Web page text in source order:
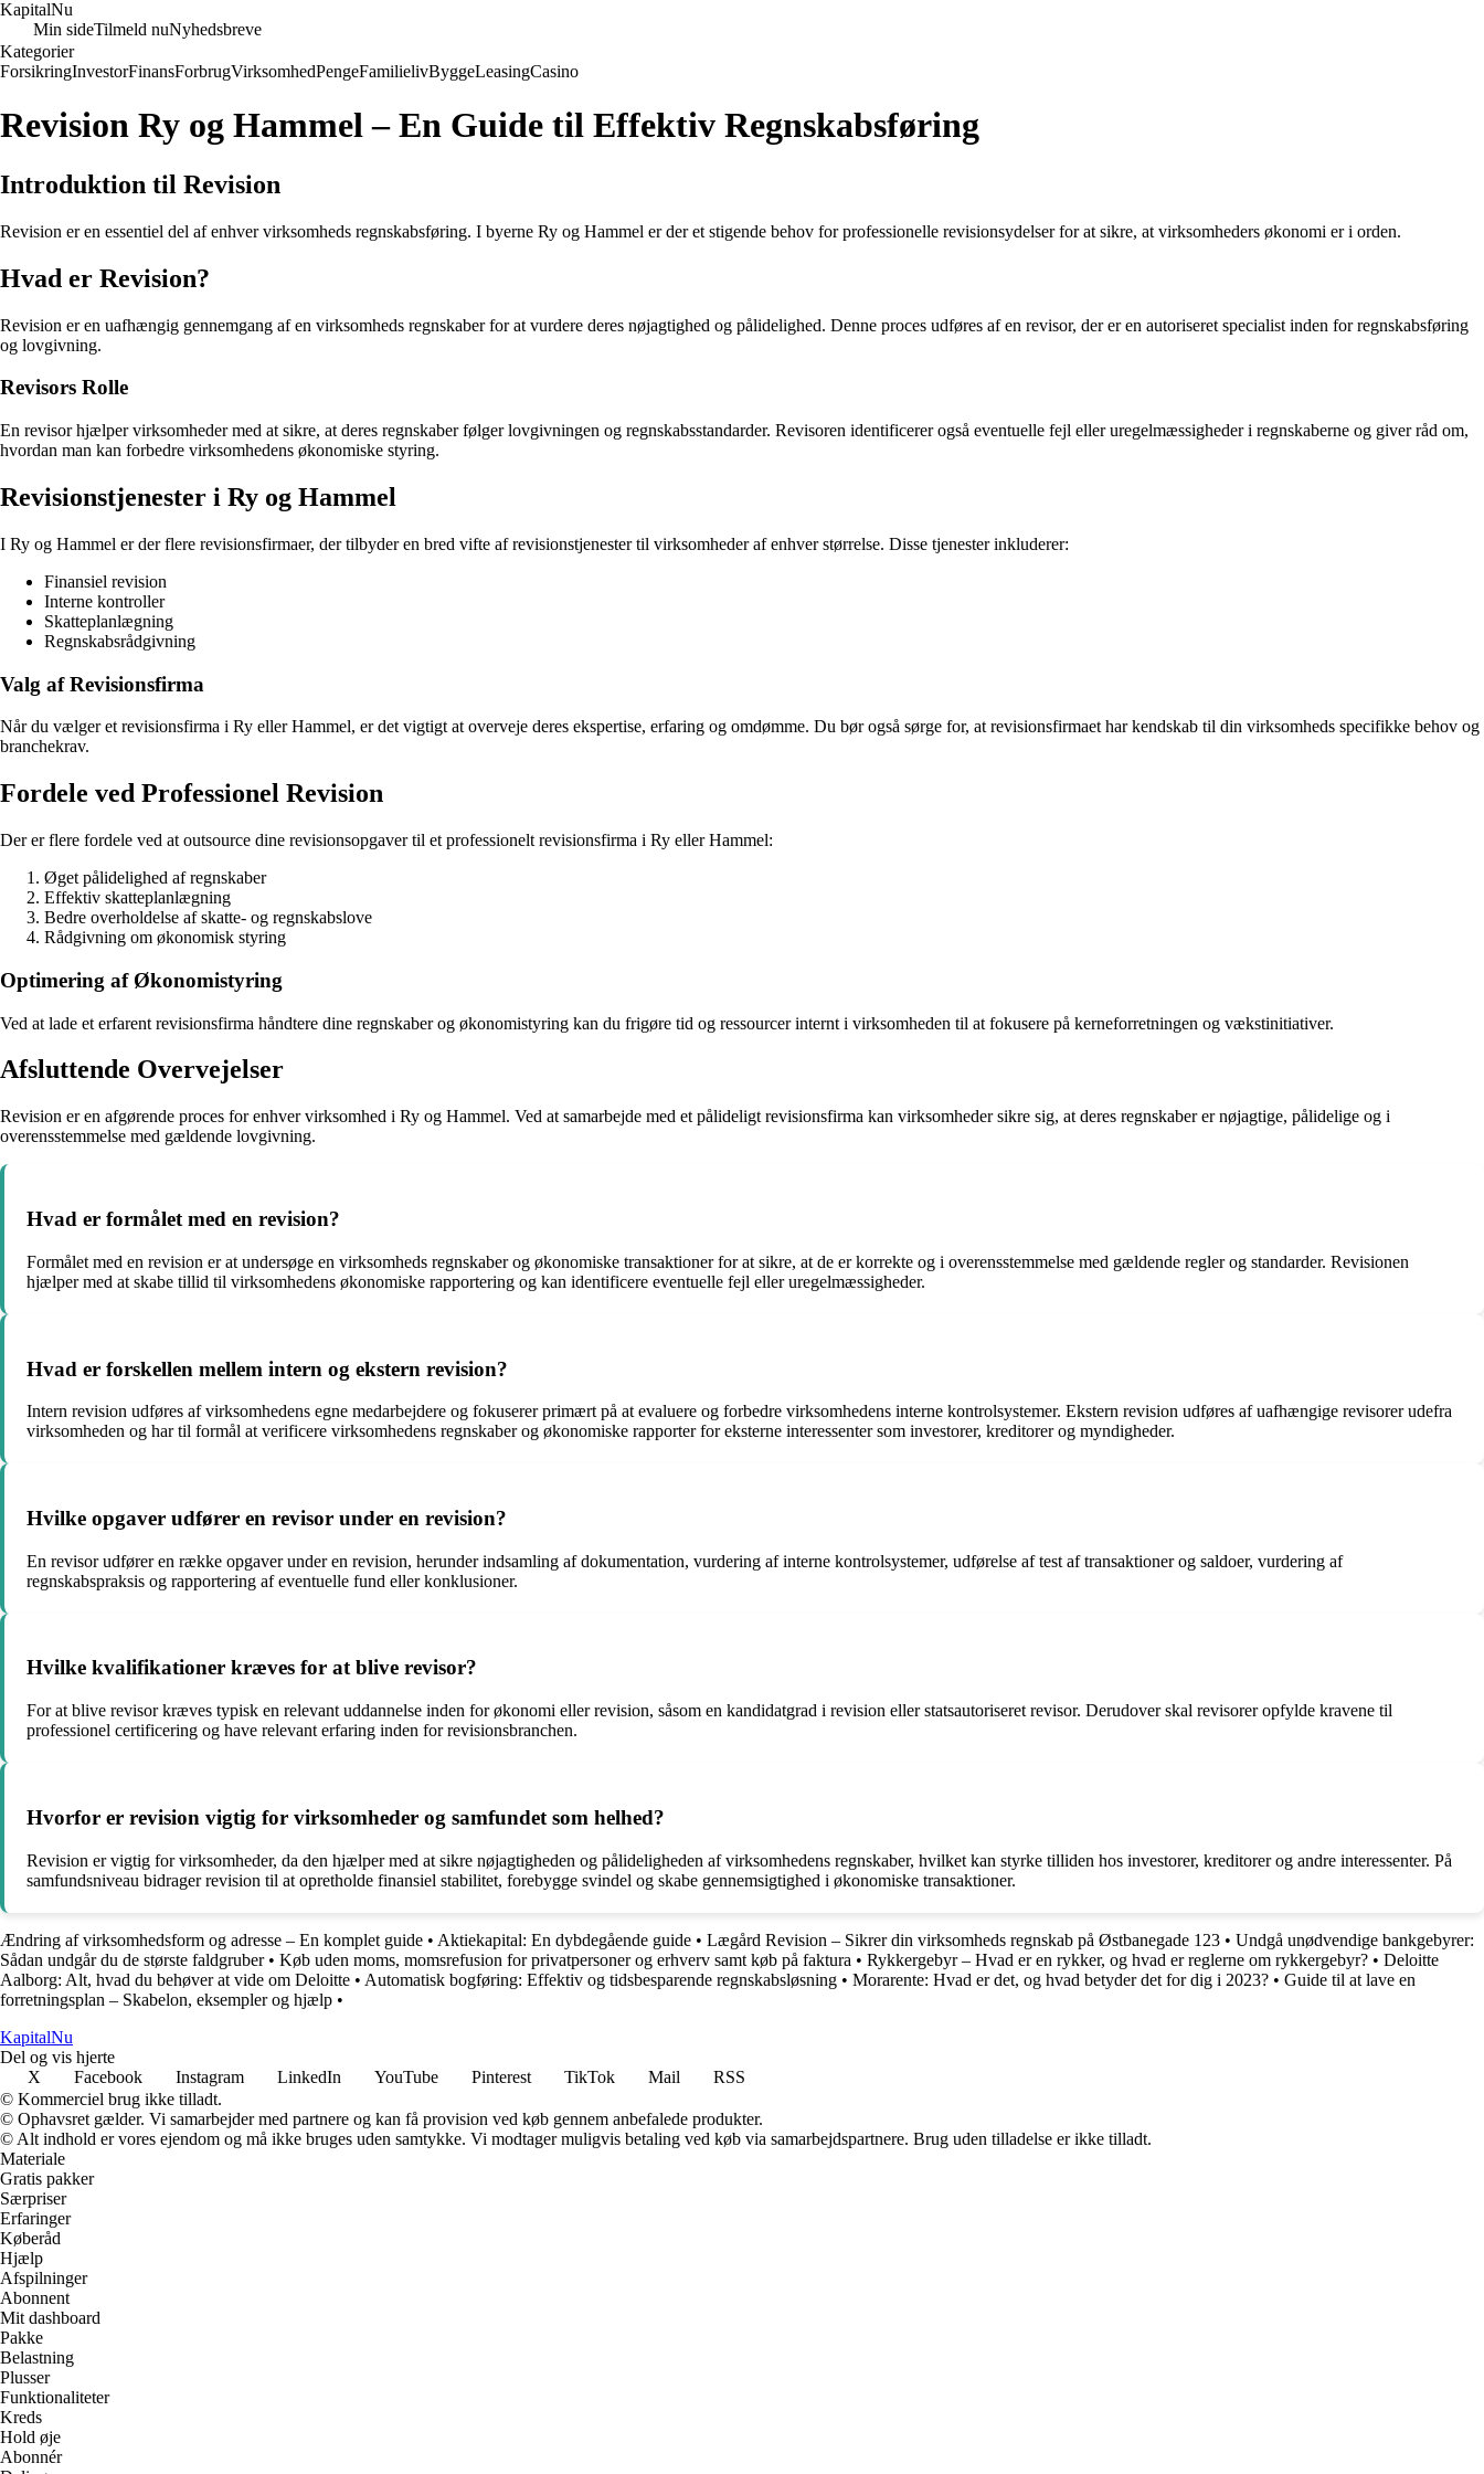
KapitalNu
Min sideTilmeld nuNyhedsbreve
Kategorier
ForsikringInvestorFinansForbrugVirksomhedPengeFamilielivByggeLeasingCasino
Revision Ry og Hammel – En Guide til Effektiv Regnskabsføring
Introduktion til Revision
Revision er en essentiel del af enhver virksomheds regnskabsføring. I byerne Ry og Hammel er der et stigende behov for professionelle revisionsydelser for at sikre, at virksomheders økonomi er i orden.
Hvad er Revision?
Revision er en uafhængig gennemgang af en virksomheds regnskaber for at vurdere deres nøjagtighed og pålidelighed. Denne proces udføres af en revisor, der er en autoriseret specialist inden for regnskabsføring
og lovgivning.
Revisors Rolle
En revisor hjælper virksomheder med at sikre, at deres regnskaber følger lovgivningen og regnskabsstandarder. Revisoren identificerer også eventuelle fejl eller uregelmæssigheder i regnskaberne og giver råd om,
hvordan man kan forbedre virksomhedens økonomiske styring.
Revisionstjenester i Ry og Hammel
I Ry og Hammel er der flere revisionsfirmaer, der tilbyder en bred vifte af revisionstjenester til virksomheder af enhver størrelse. Disse tjenester inkluderer:
Finansiel revision
Interne kontroller
Skatteplanlægning
Regnskabsrådgivning
Valg af Revisionsfirma
Når du vælger et revisionsfirma i Ry eller Hammel, er det vigtigt at overveje deres ekspertise, erfaring og omdømme. Du bør også sørge for, at revisionsfirmaet har kendskab til din virksomheds specifikke behov og
branchekrav.
Fordele ved Professionel Revision
Der er flere fordele ved at outsource dine revisionsopgaver til et professionelt revisionsfirma i Ry eller Hammel:
Øget pålidelighed af regnskaber
Effektiv skatteplanlægning
Bedre overholdelse af skatte- og regnskabslove
Rådgivning om økonomisk styring
Optimering af Økonomistyring
Ved at lade et erfarent revisionsfirma håndtere dine regnskaber og økonomistyring kan du frigøre tid og ressourcer internt i virksomheden til at fokusere på kerneforretningen og vækstinitiativer.
Afsluttende Overvejelser
Revision er en afgørende proces for enhver virksomhed i Ry og Hammel. Ved at samarbejde med et pålideligt revisionsfirma kan virksomheder sikre sig, at deres regnskaber er nøjagtige, pålidelige og i
overensstemmelse med gældende lovgivning.
Hvad er formålet med en revision?
Formålet med en revision er at undersøge en virksomheds regnskaber og økonomiske transaktioner for at sikre, at de er korrekte og i overensstemmelse med gældende regler og standarder. Revisionen
hjælper med at skabe tillid til virksomhedens økonomiske rapportering og kan identificere eventuelle fejl eller uregelmæssigheder.
Hvad er forskellen mellem intern og ekstern revision?
Intern revision udføres af virksomhedens egne medarbejdere og fokuserer primært på at evaluere og forbedre virksomhedens interne kontrolsystemer. Ekstern revision udføres af uafhængige revisorer udefra
virksomheden og har til formål at verificere virksomhedens regnskaber og økonomiske rapporter for eksterne interessenter som investorer, kreditorer og myndigheder.
Hvilke opgaver udfører en revisor under en revision?
En revisor udfører en række opgaver under en revision, herunder indsamling af dokumentation, vurdering af interne kontrolsystemer, udførelse af test af transaktioner og saldoer, vurdering af
regnskabspraksis og rapportering af eventuelle fund eller konklusioner.
Hvilke kvalifikationer kræves for at blive revisor?
For at blive revisor kræves typisk en relevant uddannelse inden for økonomi eller revision, såsom en kandidatgrad i revision eller statsautoriseret revisor. Derudover skal revisorer opfylde kravene til
professionel certificering og have relevant erfaring inden for revisionsbranchen.
Hvorfor er revision vigtig for virksomheder og samfundet som helhed?
Revision er vigtig for virksomheder, da den hjælper med at sikre nøjagtigheden og pålideligheden af virksomhedens regnskaber, hvilket kan styrke tilliden hos investorer, kreditorer og andre interessenter. På
samfundsniveau bidrager revision til at opretholde finansiel stabilitet, forebygge svindel og skabe gennemsigtighed i økonomiske transaktioner.
Ændring af virksomhedsform og adresse – En komplet guide • Aktiekapital: En dybdegående guide • Lægård Revision – Sikrer din virksomheds regnskab på Østbanegade 123 • Undgå unødvendige bankgebyrer:
Sådan undgår du de største faldgruber• Køb uden moms, momsrefusion for privatpersoner og erhverv samt køb på faktura • Rykkergebyr – Hvad er en rykker, og hvad er reglerne om rykkergebyr? • Deloitte
Aalborg: Alt, hvad du behøver at vide om Deloitte • Automatisk bogføring: Effektiv og tidsbesparende regnskabsløsning • Morarente: Hvad er det, og hvad betyder det for dig i 2023? • Guide til at lave en
forretningsplan – Skabelon, eksempler og hjælp •
KapitalNu
Del og vis hjerte
X
Facebook Instagram LinkedIn YouTube Pinterest TikTok Mail
RSS
© Kommerciel brug ikke tilladt.
© Ophavsret gælder. Vi samarbejder med partnere og kan få provision ved køb gennem anbefalede produkter.
© Alt indhold er vores ejendom og må ikke bruges uden samtykke. Vi modtager muligvis betaling ved køb via samarbejdspartnere. Brug uden tilladelse er ikke tilladt.
Materiale
Gratis pakker
Særpriser
Erfaringer
Køberåd
Hjælp
Afspilninger
Abonnent
Mit dashboard
Pakke
Belastning
Plusser
Funktionaliteter
Kreds
Hold øje
Abonnér